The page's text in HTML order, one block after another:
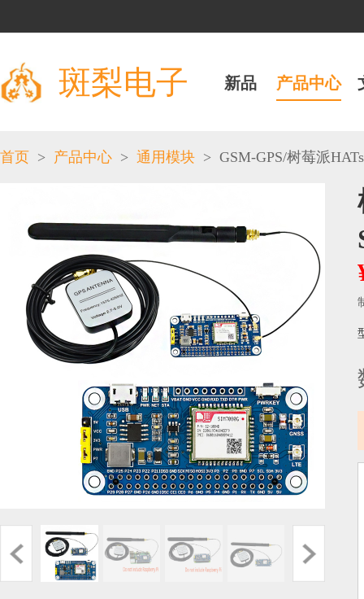
斑梨电子 新品 产品中心
首页 > 产品中心 > 通用模块 > GSM-GPS/树莓派HATs